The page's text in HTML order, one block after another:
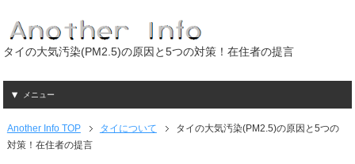
タイの大気汚染(PM2.5)の原因と5つの対策！在住者の提言
メニュー
Another Info TOP タイについて
タイの大気汚染(PM2.5)の原因と5つの
対策！在住者の提言